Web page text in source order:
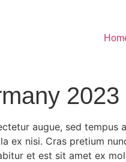
2023
augue, sed tempus
ex nisi. Cras pretium
et est sit amet ex